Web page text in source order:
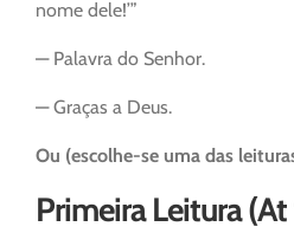
nome dele!’”
— Palavra do Senhor.
— Graças a Deus.
Ou (escolhe-se uma das
Primeira Leitura (At